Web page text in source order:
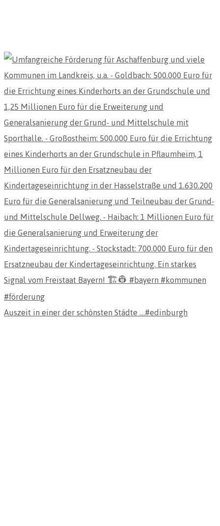
Auszeit in einer der schönsten Städte …#edinburgh